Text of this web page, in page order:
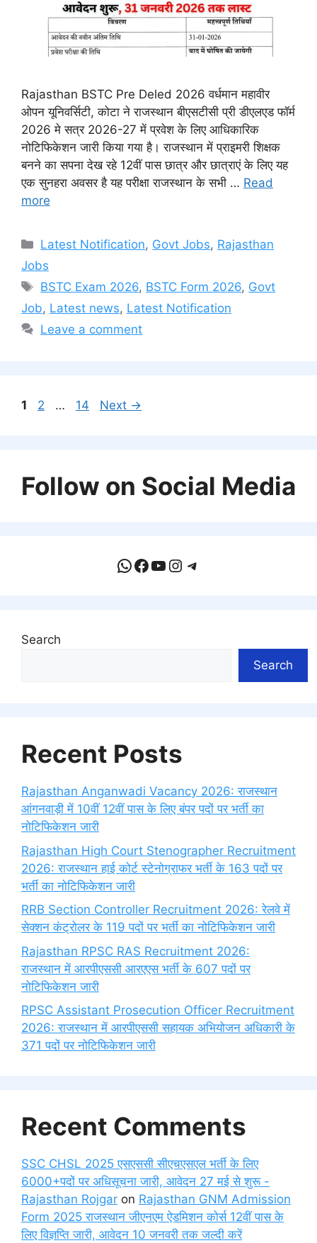
Rajasthan BSTC Pre Deled 2026 वर्धमान महावीर
ओपन यूनिवर्सिटी, कोटा ने राजस्थान बीएसटीसी प्री डीएलएड फॉर्म
2026 मे सत्र 2026-27 में प्रवेश के लिए आधिकारिक
नोटिफिकेशन जारी किया गया है। राजस्थान में प्राइमरी शिक्षक
बनने का सपना देख रहे 12वीं पास छात्र और छात्राएं के लिए यह
एक सुनहरा अवसर है यह परीक्षा राजस्थान के सभी … Read
more
Categories
Latest Notification, Govt Jobs, Rajasthan
Jobs
Tags
BSTC Exam 2026, BSTC Form 2026, Govt
Job, Latest news, Latest Notification
Leave a comment
Page
1 Page
2 … Page
14 Next →
Follow on Social Media
WhatsApp
Facebook
YouTube
Instagram
Telegram
Search
Search
Recent Posts
Rajasthan Anganwadi Vacancy 2026: राजस्थान
आंगनवाड़ी में 10वीं 12वीं पास के लिए बंपर पदों पर भर्ती का
नोटिफिकेशन जारी
Rajasthan High Court Stenographer Recruitment
2026: राजस्थान हाई कोर्ट स्टेनोग्राफर भर्ती के 163 पदों पर
भर्ती का नोटिफिकेशन जारी
RRB Section Controller Recruitment 2026: रेलवे में
सेक्शन कंट्रोलर के 119 पदों पर भर्ती का नोटिफिकेशन जारी
Rajasthan RPSC RAS Recruitment 2026:
राजस्थान में आरपीएससी आरएएस भर्ती के 607 पदों पर
नोटिफिकेशन जारी
RPSC Assistant Prosecution Officer Recruitment
2026: राजस्थान में आरपीएससी सहायक अभियोजन अधिकारी के
371 पदों पर नोटिफिकेशन जारी
Recent Comments
SSC CHSL 2025 एसएससी सीएचएसएल भर्ती के लिए
6000+पदों पर अधिसूचना जारी, आवेदन 27 मई से शुरू -
Rajasthan Rojgar on Rajasthan GNM Admission
Form 2025 राजस्थान जीएनएम ऐडमिशन कोर्स 12वीं पास के
लिए विज्ञप्ति जारी, आवेदन 10 जनवरी तक जल्दी करें